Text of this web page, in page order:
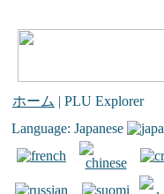
ホーム | PLU Explorer
Language: Japanese